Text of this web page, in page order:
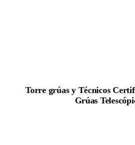
Torre grúas y Técnicos
Grúas